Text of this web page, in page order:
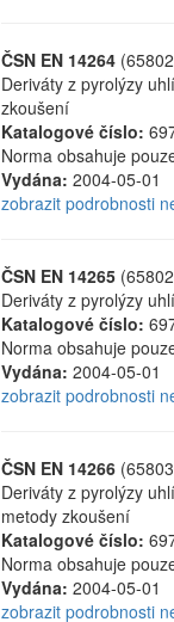
ČSN EN 14264
Deriváty z pyrolýzy
zkoušení
Katalogové číslo:
Norma obsahuje
Vydána: 2004-05-01
zobrazit podrobnosti
ČSN EN 14265
Deriváty z pyrolýzy
Katalogové číslo:
Norma obsahuje
Vydána: 2004-05-01
zobrazit podrobnosti
ČSN EN 14266
Deriváty z pyrolýzy
metody zkoušení
Katalogové číslo:
Norma obsahuje
Vydána: 2004-05-01
zobrazit podrobnosti